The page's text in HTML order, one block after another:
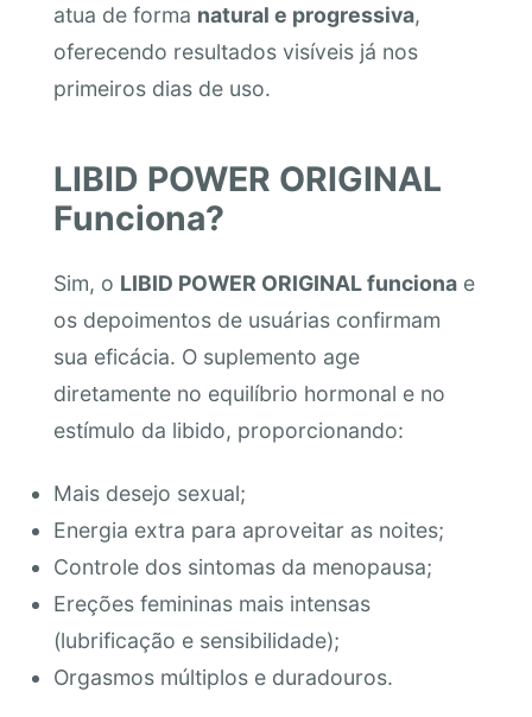
atua de forma natural e progressiva,
oferecendo resultados visíveis já nos
primeiros dias de uso.
LIBID POWER ORIGINAL
Funciona?
Sim, o LIBID POWER ORIGINAL funcionae
os depoimentos de usuárias confirmam
sua eficácia. O suplemento age
diretamente no equilíbrio hormonal e no
estímulo da libido, proporcionando:
Mais desejo sexual;
Energia extra para aproveitar as noites;
Controle dos sintomas da menopausa;
Ereções femininas mais intensas
(lubrificação e sensibilidade);
Orgasmos múltiplos e duradouros.